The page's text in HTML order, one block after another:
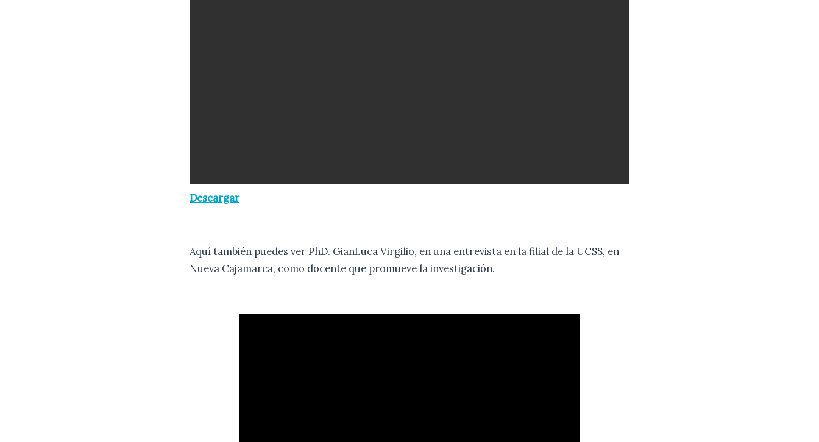
Descargar
Aquí también puedes ver PhD. GianLuca Virgilio, en una entrevista en la filial de la UCSS, en
Nueva Cajamarca, como docente que promueve la investigación.